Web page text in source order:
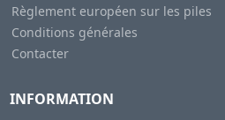
Règlement européen sur les piles
Conditions générales
Contacter
INFORMATION